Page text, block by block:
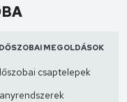
MEGOLDÁSOK
csaptelepek